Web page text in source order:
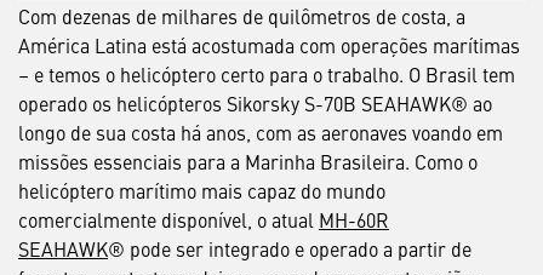
Com dezenas de milhares de quilômetros de costa, a
América Latina está acostumada com operações marítimas
– e temos o helicóptero certo para o trabalho. O Brasil tem
operado os helicópteros Sikorsky S-70B SEAHAWK® ao
longo de sua costa há anos, com as aeronaves voando em
missões essenciais para a Marinha Brasileira. Como o
helicóptero marítimo mais capaz do mundo
comercialmente disponível, o atual MH-60R
SEAHAWK® pode ser integrado e operado a partir de